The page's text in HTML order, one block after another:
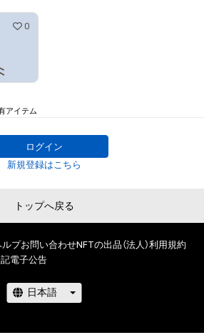
0
アイテム
ログイン
新規登録はこちら
トップへ戻る
ルプお問い合わせNFTの出品（法人）利用規約
電子公告